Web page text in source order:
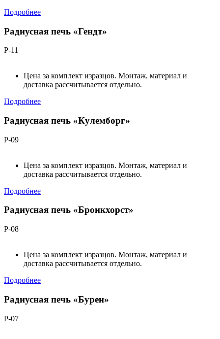
Подробнее
Радиусная печь «Гендт»
Р-11
Цена за комплект изразцов. Монтаж, материал и
доставка рассчитывается отдельно.
Подробнее
Радиусная печь «Кулемборг»
Р-09
Цена за комплект изразцов. Монтаж, материал и
доставка рассчитывается отдельно.
Подробнее
Радиусная печь «Бронкхорст»
Р-08
Цена за комплект изразцов. Монтаж, материал и
доставка рассчитывается отдельно.
Подробнее
Радиусная печь «Бурен»
Р-07